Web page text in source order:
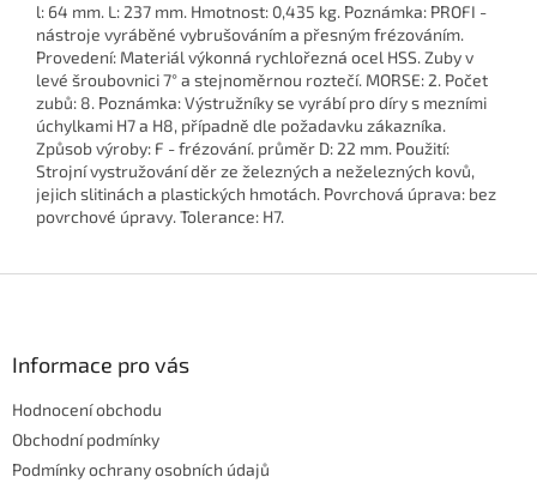
l: 64 mm. L: 237 mm. Hmotnost: 0,435 kg. Poznámka: PROFI -
nástroje vyráběné vybrušováním a přesným frézováním.
Provedení: Materiál výkonná rychlořezná ocel HSS. Zuby v
levé šroubovnici 7° a stejnoměrnou roztečí. MORSE: 2. Počet
zubů: 8. Poznámka: Výstružníky se vyrábí pro díry s mezními
úchylkami H7 a H8, případně dle požadavku zákazníka.
Způsob výroby: F - frézování. průměr D: 22 mm. Použití:
Strojní vystružování děr ze železných a neželezných kovů,
jejich slitinách a plastických hmotách. Povrchová úprava: bez
povrchové úpravy. Tolerance: H7.
Informace pro vás
Hodnocení obchodu
Obchodní podmínky
Podmínky ochrany osobních údajů